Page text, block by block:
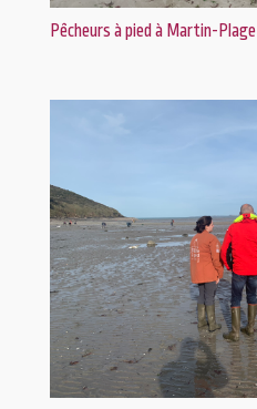
Pêcheurs à pied à Martin-Plage